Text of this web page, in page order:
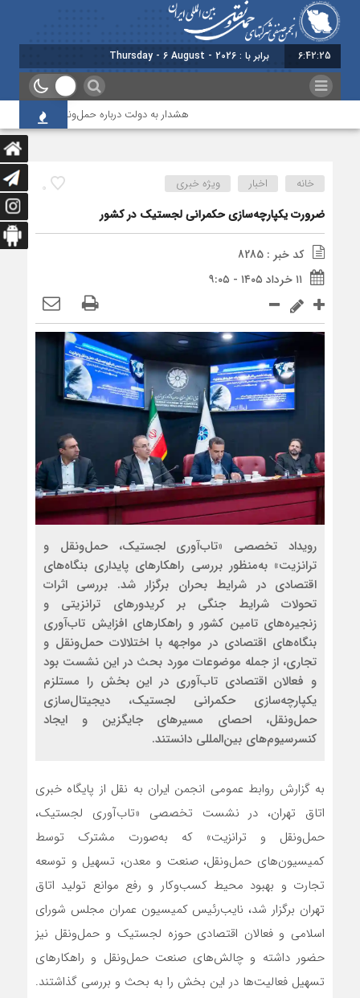
6:42:26 برابر با : Thursday - 6 August - 2026
هشدار به دولت درباره حمل‌ونقل بین‌المللی؛
0 خانه اخبار ویژه خبری
ضرورت یکپارچه‌‌سازی حکمرانی لجستیک در کشور
کد خبر : 8285
۱۱ خرداد ۱۴۰۵ - ۹:۰۵
رویداد تخصصی «تاب‌آوری لجستیک، حمل‌ونقل و
ترانزیت» به‌منظور بررسی راهکارهای پایداری بنگاه‌های
اقتصادی در شرایط بحران برگزار شد. بررسی اثرات
تحولات شرایط جنگی بر کریدورهای ترانزیتی و
زنجیره‌های تامین کشور و راهکارهای افزایش تاب‌آوری
بنگاه‌های اقتصادی در مواجهه با اختلالات حمل‌ونقل و
تجاری، از جمله موضوعات مورد بحث در این نشست بود
و فعالان اقتصادی تاب‌آوری در این بخش را مستلزم
یکپارچه‌‌سازی حکمرانی لجستیک، دیجیتال‌سازی
حمل‌ونقل، احصای مسیرهای جایگزین و ایجاد
کنسرسیوم‌های بین‌المللی دانستند.
به گزارش روابط عمومی انجمن ایران به نقل از پایگاه خبری
اتاق تهران، در نشست تخصصی «تاب‌آوری لجستیک،
حمل‌ونقل و ترانزیت» که به‌صورت مشترک توسط
کمیسیون‌های حمل‌ونقل، صنعت و معدن، تسهیل و توسعه
تجارت و بهبود محیط کسب‌وکار و رفع موانع تولید اتاق
تهران برگزار شد، نایب‌رئیس کمیسیون عمران مجلس شورای
اسلامی و فعالان اقتصادی حوزه لجستیک و حمل‌ونقل نیز
حضور داشته و چالش‌های صنعت حمل‌ونقل و راهکارهای
تسهیل فعالیت‌ها در این بخش را به بحث و بررسی گذاشتند.